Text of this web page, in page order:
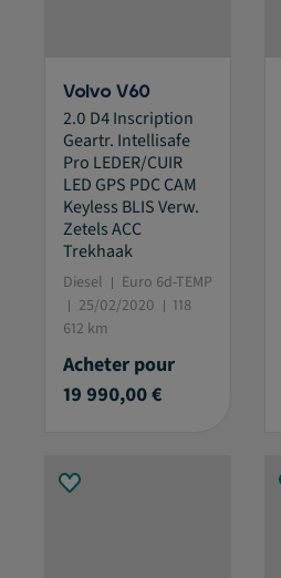
Volvo V60
2.0 D4 Inscription
Geartr. Intellisafe
Pro LEDER/CUIR
LED GPS PDC CAM
Keyless BLIS Verw.
Zetels ACC
Trekhaak
Diesel
Euro 6d-TEMP
25/02/2020
118
612 km
Acheter pour
19 990,00 €